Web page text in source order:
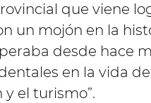
que viene
un mojón en la
desde hace
en la vida
el turismo”.